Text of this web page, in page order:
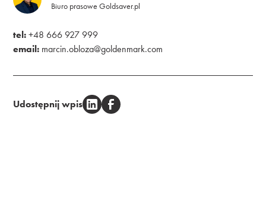
Biuro prasowe Goldsaver.pl
tel: +48 666 927 999
email: marcin.obloza@goldenmark.com
Udostępnij wpis